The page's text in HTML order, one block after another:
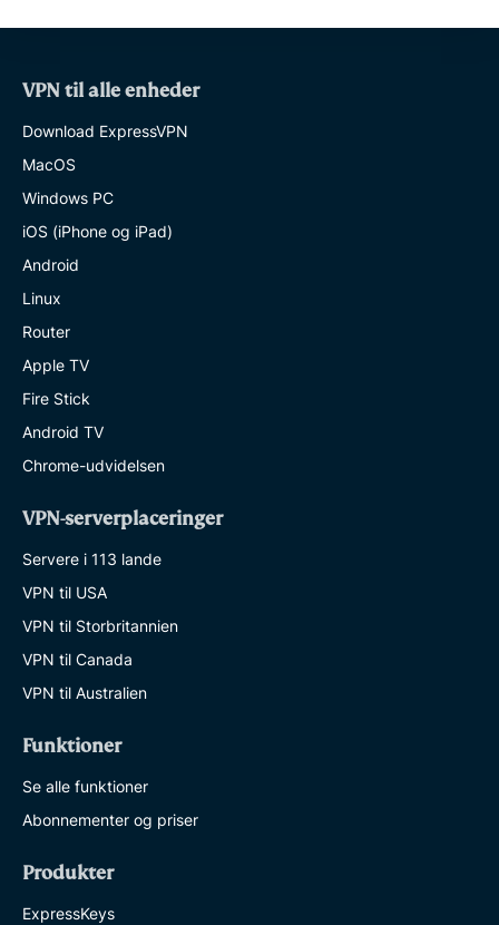
VPN til alle enheder
Download ExpressVPN
MacOS
Windows PC
iOS (iPhone og iPad)
Android
Linux
Router
Apple TV
Fire Stick
Android TV
Chrome-udvidelsen
VPN-serverplaceringer
Servere i 113 lande
VPN til USA
VPN til Storbritannien
VPN til Canada
VPN til Australien
Funktioner
Se alle funktioner
Abonnementer og priser
Produkter
ExpressKeys